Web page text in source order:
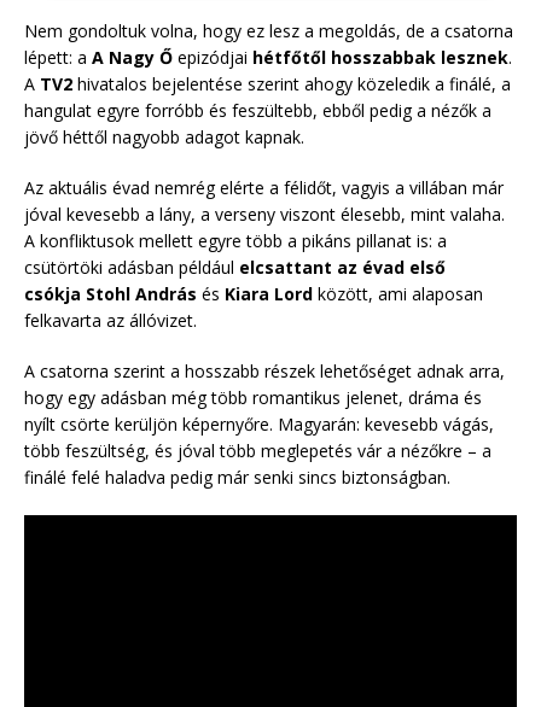
Nem gondoltuk volna, hogy ez lesz a megoldás, de a csatorna
lépett: a A Nagy Ő epizódjai hétfőtől hosszabbak lesznek.
A TV2 hivatalos bejelentése szerint ahogy közeledik a finálé, a
hangulat egyre forróbb és feszültebb, ebből pedig a nézők a
jövő héttől nagyobb adagot kapnak.
Az aktuális évad nemrég elérte a félidőt, vagyis a villában már
jóval kevesebb a lány, a verseny viszont élesebb, mint valaha.
A konfliktusok mellett egyre több a pikáns pillanat is: a
csütörtöki adásban például elcsattant az évad első
csókja Stohl András és Kiara Lord között, ami alaposan
felkavarta az állóvizet.
A csatorna szerint a hosszabb részek lehetőséget adnak arra,
hogy egy adásban még több romantikus jelenet, dráma és
nyílt csörte kerüljön képernyőre. Magyarán: kevesebb vágás,
több feszültség, és jóval több meglepetés vár a nézőkre – a
finálé felé haladva pedig már senki sincs biztonságban.